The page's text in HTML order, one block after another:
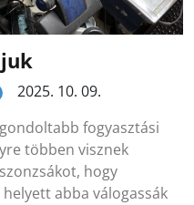
2025. 10. 09.
fogyasztási
többen visznek
hogy
abba válogassák